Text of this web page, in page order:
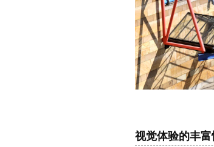
视觉体验的丰